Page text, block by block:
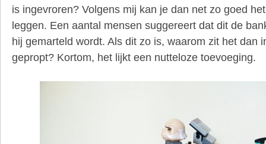
is ingevroren? Volgens mij kan je dan net zo goed
leggen. Een aantal mensen suggereert dat dit de
hij gemarteld wordt. Als dit zo is, waarom zit het dan
gepropt? Kortom, het lijkt een nutteloze toevoeging.